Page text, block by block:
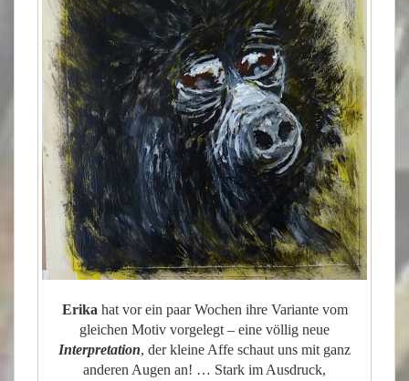
Erika hat vor ein paar Wochen ihre Variante vom
gleichen Motiv vorgelegt – eine völlig neue
Interpretation, der kleine Affe schaut uns mit ganz
anderen Augen an! … Stark im Ausdruck,